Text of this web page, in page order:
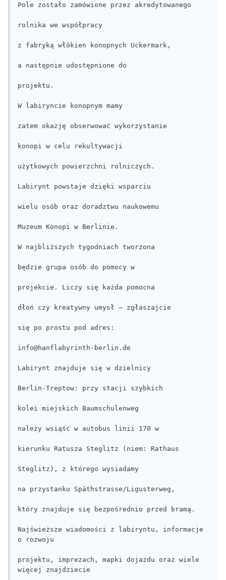
Pole zostało zamówione przez akredytowanego
rolnika we współpracy
z fabryką włókien konopnych Uckermark,
a następnie udostępnione do
projektu.
W labiryncie konopnym mamy
zatem okazję obserwować wykorzystanie
konopi w celu rekultywacji
użytkowych powierzchni rolniczych.
Labirynt powstaje dzięki wsparciu
wielu osób oraz doradztwu naukowemu
Muzeum Konopi w Berlinie.
W najbliższych tygodniach tworzona
będzie grupa osób do pomocy w
projekcie. Liczy się każda pomocna
dłoń czy kreatywny umysł – zgłaszajcie
się po prostu pod adres:
info@hanflabyrinth-berlin.de
Labirynt znajduje się w dzielnicy
Berlin-Treptow: przy stacji szybkich
kolei miejskich Baumschulenweg
należy wsiąść w autobus linii 170 w
kierunku Ratusza Steglitz (niem: Rathaus
Steglitz), z którego wysiadamy
na przystanku Späthstrasse/Ligusterweg,
który znajduje się bezpośrednio przed bramą.
Najświeższe wiadomości z labiryntu, informacje
o rozwoju
projektu, imprezach, mapki dojazdu oraz wiele
więcej znajdziecie